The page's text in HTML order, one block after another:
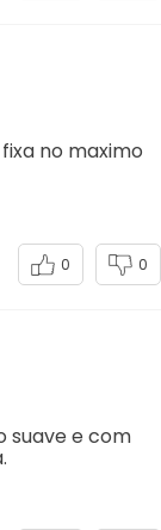
no maximo
0 0
suave e com